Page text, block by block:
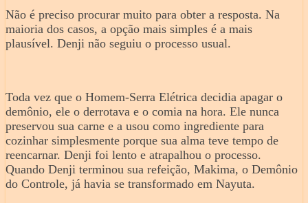
Não é preciso procurar muito para obter a resposta. Na
maioria dos casos, a opção mais simples é a mais
plausível. Denji não seguiu o processo usual.
Toda vez que o Homem-Serra Elétrica decidia apagar o
demônio, ele o derrotava e o comia na hora. Ele nunca
preservou sua carne e a usou como ingrediente para
cozinhar simplesmente porque sua alma teve tempo de
reencarnar. Denji foi lento e atrapalhou o processo.
Quando Denji terminou sua refeição, Makima, o Demônio
do Controle, já havia se transformado em Nayuta.